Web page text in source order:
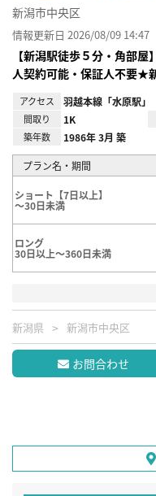
新潟市中央区
情報更新日 2026/08/09 14:47
【新潟駅徒歩５分・角部
人契約可能・保証人不要★
アクセス 羽越本線「水原駅」
間取り 1K
築年数 1986年 3月 築
プラン名・期間
ショート【7日以上】
～30日未満
ロング
30日以上～360日未満
新潟県 新潟市中央区
お問合わせ